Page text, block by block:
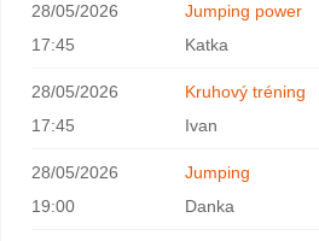
28/05/2026
17:45
Jumping power
Katka
28/05/2026
17:45
Kruhový tréning
Ivan
28/05/2026
19:00
Jumping
Danka